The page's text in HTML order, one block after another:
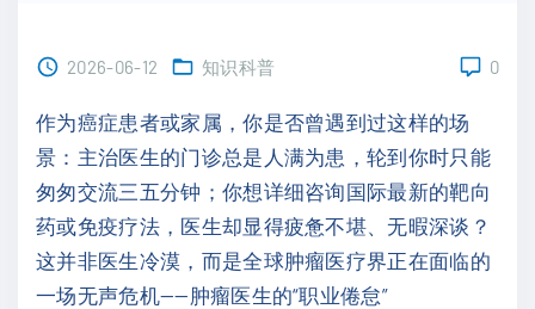
2026-06-12 知识科普 0
作为癌症患者或家属，你是否曾遇到过这样的场
景：主治医生的门诊总是人满为患，轮到你时只能
匆匆交流三五分钟；你想详细咨询国际最新的靶向
药或免疫疗法，医生却显得疲惫不堪、无暇深谈？
这并非医生冷漠，而是全球肿瘤医疗界正在面临的
一场无声危机——肿瘤医生的“职业倦怠”